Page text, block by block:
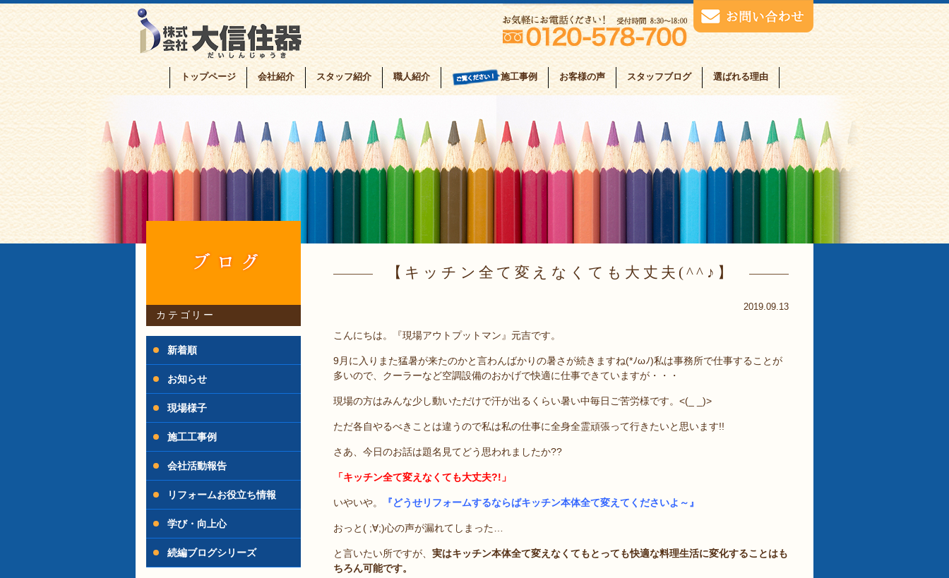
トップページ 会社紹介 スタッフ紹介 職人紹介 施工事例 お客様の声 スタッフブログ 選ばれる理由
キッチン全て変えなくても大丈夫(^^♪
2019.09.13
こんにちは。『現場アウトプットマン』元吉です。
9月に入りまた猛暑が来たのかと言わんばかりの暑さが続きますね(*ﾉωﾉ)私は事務所で仕事することが
多いので、クーラーなど空調設備のおかげで快適に仕事できていますが・・・
現場の方はみんな少し動いただけで汗が出るくらい暑い中毎日ご苦労様です。<(_ _)>
ただ各自やるべきことは違うので私は私の仕事に全身全霊頑張って行きたいと思います!!
さあ、今日のお話は題名見てどう思われましたか??
「キッチン全て変えなくても大丈夫?!」
いやいや。 『どうせリフォームするならばキッチン本体全て変えてくださいよ～』
おっと( ;∀;)心の声が漏れてしまった…
と言いたい所ですが、 実はキッチン本体全て変えなくてもとっても快適な料理生活に変化することはも
ちろん可能です。
カテゴリー
新着順
お知らせ
現場様子
施工工事例
会社活動報告
リフォームお役立ち情報
学び・向上心
続編ブログシリーズ